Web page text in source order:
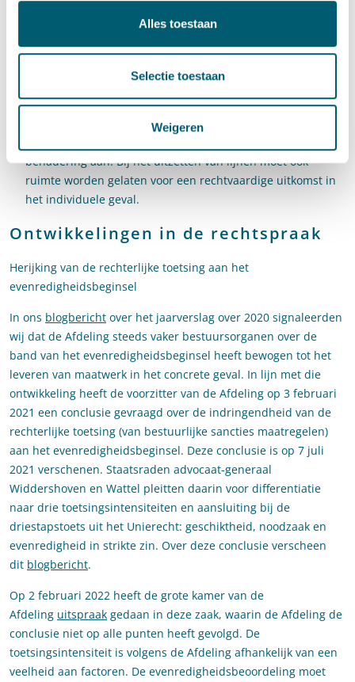
Alles toestaan
Selectie toestaan
Weigeren
gemaakt van conclusies van staatsraden advocaat-generaal.
Met het oog daarop zijn in 2021 twee extra staatsraden
Lijnen in de rechtspraak De bestuursrechter kan pas een
vaste lijn uitzetten als voldoende zicht bestaat op het palet
aan zaken en vragen. Zolang dat zicht ontbreekt of nog
benadering aan. Bij het uitzetten van lijnen moet ook
ruimte worden gelaten voor een rechtvaardige uitkomst in
het individuele geval.
Ontwikkelingen in de rechtspraak
Herijking van de rechterlijke toetsing aan het
evenredigheidsbeginsel
In ons blogbericht over het jaarverslag over 2020 signaleerden
wij dat de Afdeling steeds vaker bestuursorganen over de
band van het evenredigheidsbeginsel heeft bewogen tot het
leveren van maatwerk in het concrete geval. In lijn met die
ontwikkeling heeft de voorzitter van de Afdeling op 3 februari
2021 een conclusie gevraagd over de indringendheid van de
rechterlijke toetsing (van bestuurlijke sancties maatregelen)
aan het evenredigheidsbeginsel. Deze conclusie is op 7 juli
2021 verschenen. Staatsraden advocaat-generaal
Widdershoven en Wattel pleitten daarin voor differentiatie
naar drie toetsingsintensiteiten en aansluiting bij de
driestapstoets uit het Unierecht: geschiktheid, noodzaak en
evenredigheid in strikte zin. Over deze conclusie verscheen
dit blogbericht.
Op 2 februari 2022 heeft de grote kamer van de
Afdeling uitspraak gedaan in deze zaak, waarin de Afdeling de
conclusie niet op alle punten heeft gevolgd. De
toetsingsintensiteit is volgens de Afdeling afhankelijk van een
veelheid aan factoren. De evenredigheidsbeoordeling moet